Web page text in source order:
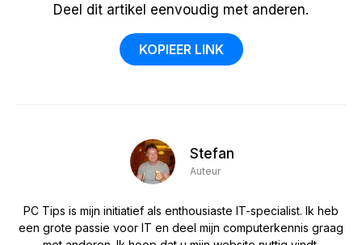
Deel dit artikel eenvoudig met anderen.
KOPIEER LINK
Stefan
Auteur
PC Tips is mijn initiatief als enthousiaste IT-specialist. Ik heb
een grote passie voor IT en deel mijn computerkennis graag